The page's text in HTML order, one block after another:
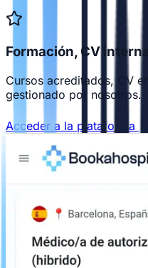
Formación, CV
Cursos acreditados, CV
gestionado por nosotros.
Acceder a la plataforma